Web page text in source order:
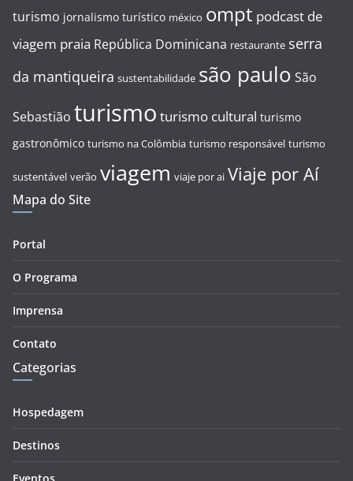
turismo jornalismo turístico méxico ompt podcast de
viagem praia República Dominicana restaurante serra
da mantiqueira sustentabilidade são paulo São
Sebastião turismo turismo cultural turismo
gastronômico turismo na Colômbia turismo responsável turismo
sustentável verão viagem viaje por ai Viaje por Aí
Mapa do Site
Portal
O Programa
Imprensa
Contato
Categorias
Hospedagem
Destinos